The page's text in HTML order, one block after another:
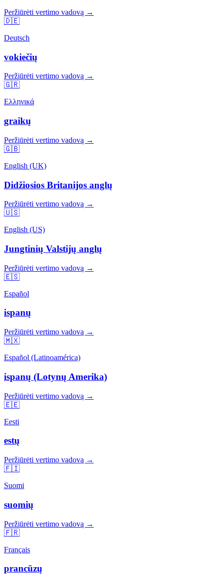
Peržiūrėti vertimo vadovą →
🇩🇪
Deutsch
vokiečių
Peržiūrėti vertimo vadovą →
🇬🇷
Ελληνικά
graikų
Peržiūrėti vertimo vadovą →
🇬🇧
English (UK)
Didžiosios Britanijos anglų
Peržiūrėti vertimo vadovą →
🇺🇸
English (US)
Jungtinių Valstijų anglų
Peržiūrėti vertimo vadovą →
🇪🇸
Español
ispanų
Peržiūrėti vertimo vadovą →
🇲🇽
Español (Latinoamérica)
ispanų (Lotynų Amerika)
Peržiūrėti vertimo vadovą →
🇪🇪
Eesti
estų
Peržiūrėti vertimo vadovą →
🇫🇮
Suomi
suomių
Peržiūrėti vertimo vadovą →
🇫🇷
Français
prancūzų